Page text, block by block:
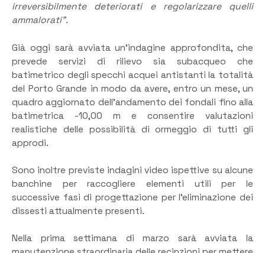
irreversibilmente deteriorati e regolarizzare quelli
ammalorati”.
Già oggi sarà avviata un’indagine approfondita, che
prevede servizi di rilievo sia subacqueo che
batimetrico degli specchi acquei antistanti la totalità
del Porto Grande in modo da avere, entro un mese, un
quadro aggiornato dell’andamento dei fondali fino alla
batimetrica -10,00 m e consentire valutazioni
realistiche delle possibilità di ormeggio di tutti gli
approdi.
Sono inoltre previste indagini video ispettive su alcune
banchine per raccogliere elementi utili per le
successive fasi di progettazione per l’eliminazione dei
dissesti attualmente presenti.
Nella prima settimana di marzo sarà avviata la